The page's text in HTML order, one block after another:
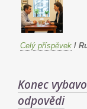
Celý příspěvek /
Konec
odpovědi